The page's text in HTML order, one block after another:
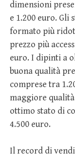
dimensioni
e 1.200 euro. Gli
formato più
prezzo più
euro. I dipinti a
buona qualità
comprese tra
maggiore
ottimo stato di
4.500 euro.
Il record di